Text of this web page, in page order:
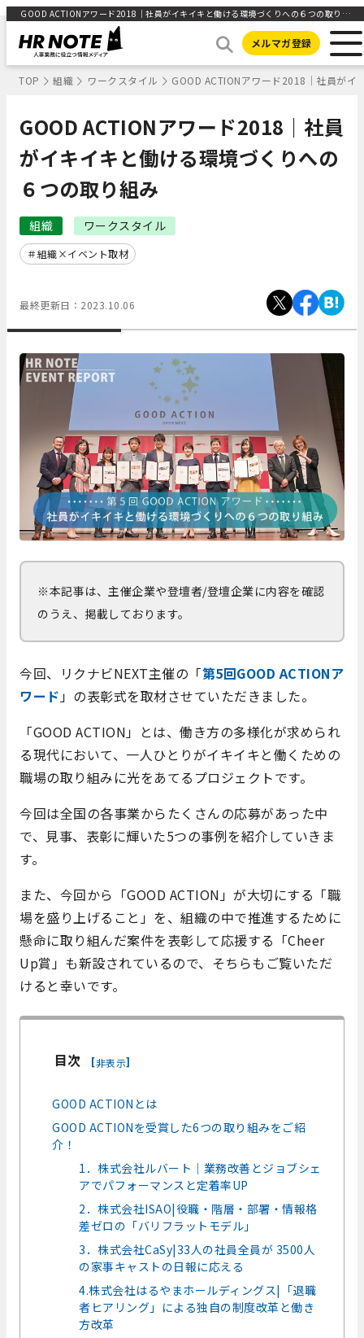
GOOD ACTIONアワード2018｜社員がイキイキと働ける環境づくりへの６つの取り組み | 人事部から企業成長を応援するメディアHR NOTE
メルマガ登録
TOP 組織 ワークスタイル GOOD ACTIONアワード2018｜社員が
GOOD ACTIONアワード2018｜社員
がイキイキと働ける環境づくりへの
６つの取り組み
組織 ワークスタイル
組織×イベント取材
最終更新日： 2023.10.06
※本記事は、主催企業や登壇者/登壇企業に内容を確認
のうえ、掲載しております。
今回、リクナビNEXT主催の「第5回GOOD ACTIONア
ワード」の表彰式を取材させていただきました。
「GOOD ACTION」とは、働き方の多様化が求められ
る現代において、一人ひとりがイキイキと働くための
職場の取り組みに光をあてるプロジェクトです。
今回は全国の各事業からたくさんの応募があった中
で、見事、表彰に輝いた5つの事例を紹介していきま
す。
また、今回から「GOOD ACTION」が大切にする「職
場を盛り上げること」を、組織の中で推進するために
懸命に取り組んだ案件を表彰して応援する「Cheer
Up賞」も新設されているので、そちらもご覧いただ
けると幸いです。
目次 [非表示]
GOOD ACTIONとは
GOOD ACTIONを受賞した6つの取り組みをご紹
介！
1．株式会社ルバート｜業務改善とジョブシェ
アでパフォーマンスと定着率UP
2．株式会社ISAO|役職・階層・部署・情報格
差ゼロの「バリフラットモデル」
3．株式会社CaSy|33人の社員全員が 3500人
の家事キャストの日報に応える
4.株式会社はるやまホールディングス|「退職
者ヒアリング」による独自の制度改革と働き
方改革